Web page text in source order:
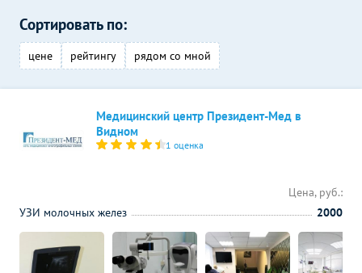
Сортировать по:
цене рейтингу рядом со мной
Медицинский центр Президент-Мед в
Видном
1 оценка
Цена, руб.:
УЗИ молочных желез
2000